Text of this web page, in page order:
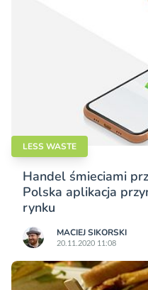
LESS WASTE
Handel śmieciami
Polska aplikacja
rynku
MACIEJ SIKORSKI
20.11.2020 11:08